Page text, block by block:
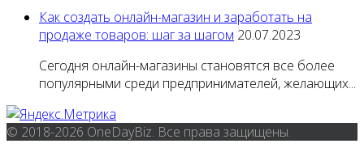
Как создать онлайн-магазин и заработать на
продаже товаров: шаг за шагом 20.07.2023
Сегодня онлайн-магазины становятся все более
популярными среди предпринимателей, желающих...
© 2018-2026 OneDayBiz. Все права защищены.